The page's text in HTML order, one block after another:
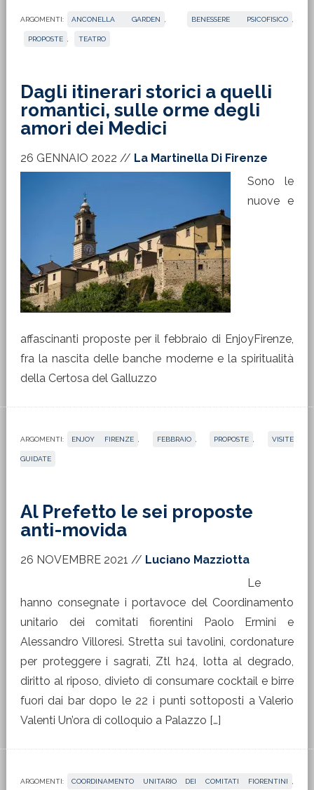
ARGOMENTI: ANCONELLA GARDEN BENESSERE PSICOFISICO
PROPOSTE TEATRO
Dagli itinerari storici a quelli
romantici, sulle orme degli
amori dei Medici
26 GENNAIO 2022 // La Martinella Di Firenze
Sono le
nuove e
affascinanti proposte per il febbraio di EnjoyFirenze,
fra la nascita delle banche moderne e la spiritualità
della Certosa del Galluzzo
ARGOMENTI: ENJOY FIRENZE FEBBRAIO PROPOSTE VISITE
GUIDATE
Al Prefetto le sei proposte
anti-movida
26 NOVEMBRE 2021 // Luciano Mazziotta
Le
hanno consegnate i portavoce del Coordinamento
unitario dei comitati fiorentini Paolo Ermini e
Alessandro Villoresi. Stretta sui tavolini, cordonature
per proteggere i sagrati, Ztl h24, lotta al degrado,
diritto al riposo, divieto di consumare cocktail e birre
fuori dai bar dopo le 22 i punti sottoposti a Valerio
Valenti Un’ora di colloquio a Palazzo […]
ARGOMENTI: COORDINAMENTO UNITARIO DEI COMITATI FIORENTINI